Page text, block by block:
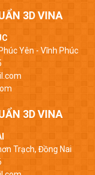
3D VINA
Yên - Vĩnh Phúc
3D VINA
Trạch, Đồng Nai